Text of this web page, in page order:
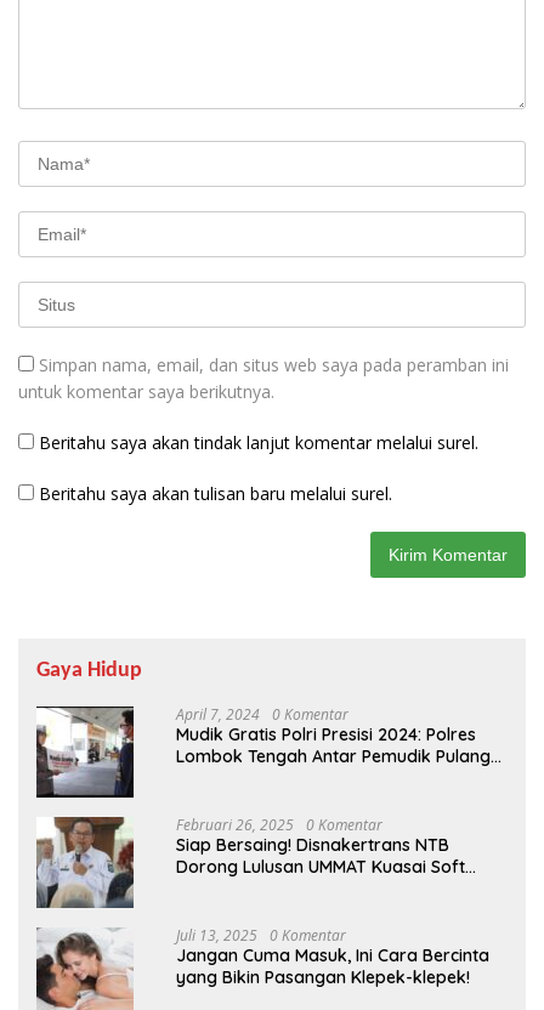
Simpan nama, email, dan situs web saya pada peramban ini
untuk komentar saya berikutnya.
Beritahu saya akan tindak lanjut komentar melalui surel.
Beritahu saya akan tulisan baru melalui surel.
Gaya Hidup
April 7, 2024 0 Komentar
Mudik Gratis Polri Presisi 2024: Polres
Lombok Tengah Antar Pemudik Pulang
Februari 26, 2025 0 Komentar
Siap Bersaing! Disnakertrans NTB
Dorong Lulusan UMMAT Kuasai Soft
Juli 13, 2025 0 Komentar
Jangan Cuma Masuk, Ini Cara Bercinta
yang Bikin Pasangan Klepek-klepek!